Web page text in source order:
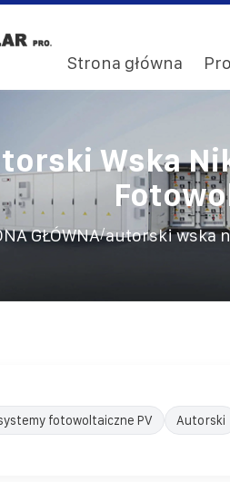
Strona główna
Wska
GŁÓWNA/autorski wska
fotowoltaiczne PV Autorski